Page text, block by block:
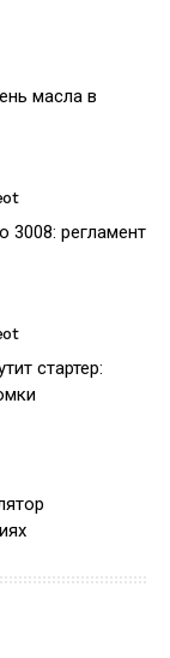
масла в
3008: регламент
стартер: